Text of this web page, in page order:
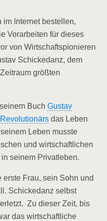
im Internet bestellen,
Vorarbeiten für dieses
von Wirtschaftspionieren
Schickedanz, dem
größten
Buch Gustav
das Leben
Leben musste
und wirtschaftlichen
seinem Privatleben.
erste Frau, sein Sohn und
Schickedanz selbst
Zu dieser Zeit, bis
das wirtschaftliche